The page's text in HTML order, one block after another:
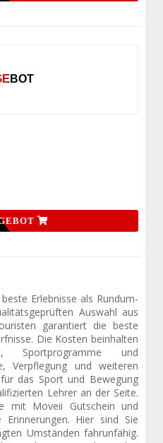
Erlebnisse als Rundum-
Auswahl aus
garantiert die beste
Die Kosten beinhalten
Sportprogramme und
Verpflegung und weiteren
das Sport und Bewegung
Lehrer an der Seite.
mit Moveii Gutschein und
Erinnerungen. Hier sind Sie
Umständen fahrunfähig.